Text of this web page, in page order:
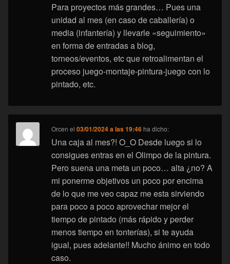
Para proyectos más grandes… Pues una
unidad al mes (en caso de caballería) o
media (infantería) y llevarle «seguimiento»
en forma de entradas a blog,
torneos/eventos, etc que retroalimentan el
proceso juego-montaje-pintura-juego con lo
pintado, etc.
Orcen el03/01/2024 a las 19:46 ha dicho:
Una caja al mes?! O_O Desde luego si lo
consigues entras en el Olimpo de la pintura.
Pero suena una meta un poco… alta ¿no? A
mi ponerme objetivos un poco por encima
de lo que me veo capaz me esta sirviendo
para poco a poco aprovechar mejor el
tiempo de pintado (más rápido y perder
menos tiempo en tonterías), si te ayuda
igual, pues adelante!! Mucho ánimo en todo
caso.